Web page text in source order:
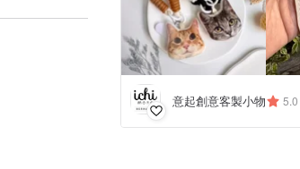
意起創意客製小物 5.0